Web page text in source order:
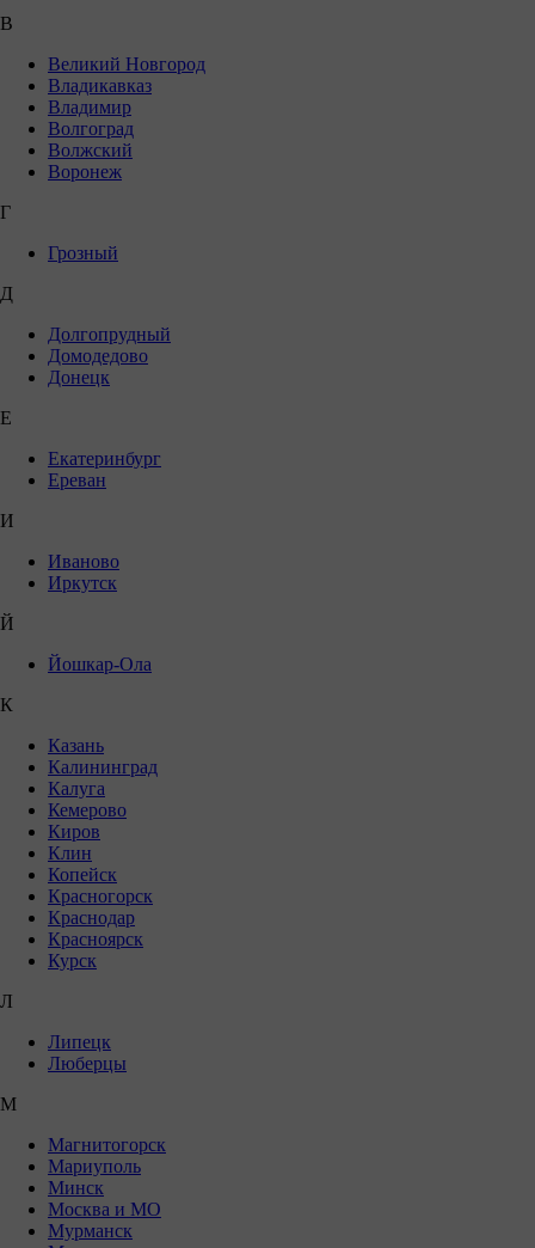
В
Великий Новгород
Владикавказ
Владимир
Волгоград
Волжский
Воронеж
Г
Грозный
Д
Долгопрудный
Домодедово
Донецк
Е
Екатеринбург
Ереван
И
Иваново
Иркутск
Й
Йошкар-Ола
К
Казань
Калининград
Калуга
Кемерово
Киров
Клин
Копейск
Красногорск
Краснодар
Красноярск
Курск
Л
Липецк
Люберцы
М
Магнитогорск
Мариуполь
Минск
Москва и МО
Мурманск